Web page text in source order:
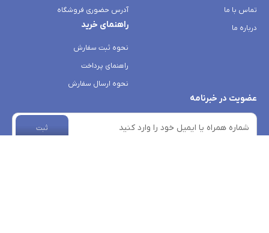
تماس با ما
درباره ما
آدرس حضوری فروشگاه
راهنمای خرید
نحوه ثبت سفارش
راهنمای پرداخت
نحوه ارسال سفارش
عضویت در خبرنامه
ثبت